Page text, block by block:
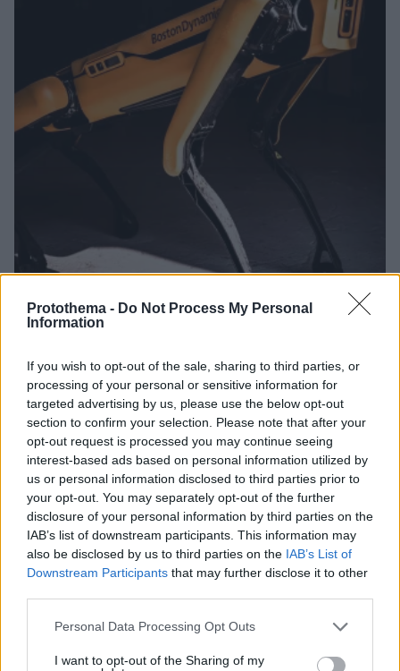
Protothema - Do Not Process My Personal
Information
If you wish to opt-out of the sale, sharing to third parties, or
processing of your personal or sensitive information for
targeted advertising by us, please use the below opt-out
section to confirm your selection. Please note that after your
opt-out request is processed you may continue seeing
interest-based ads based on personal information utilized by
us or personal information disclosed to third parties prior to
your opt-out. You may separately opt-out of the further
disclosure of your personal information by third parties on the
IAB’s list of downstream participants. This information may
also be disclosed by us to third parties on the IAB’s List of
Downstream Participants that may further disclose it to other
Please note that this website/app uses one or more Google
not limited to your visit or usage behaviour. You may click to
Personal Data Processing Opt Outs
I want to opt-out of the Sharing of my
Το μέλλον της τεχνολογίας
Η Smart φοιτητική κατοικία στην καρδιά της Αθήνας
Επαγγελματική Εκπαίδευση & Εξειδίκευση: Το Mοντέλο που
σε Bάζει στην Aγορά Eργασίας
26.07.2026, 09:54
ΣΧΟΛΙΑ(1)
ΠΡΟΣΘΗΚΗ ΣΧΟΛΙΟΥ
sbs
αθλήματα. Θα είσαι κουρασμένος όλη μέρα και δεν
ενέργεια. Δεν θα προλαβαίνεις τα μαθήματα.